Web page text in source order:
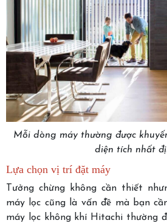
Mỗi dòng máy thường được
diện tích nhất
Lựa chọn vị trí đặt máy
Tưởng chừng không cần thiết
máy lọc cũng là vấn đề mà bạn
máy lọc không khí Hitachi thường